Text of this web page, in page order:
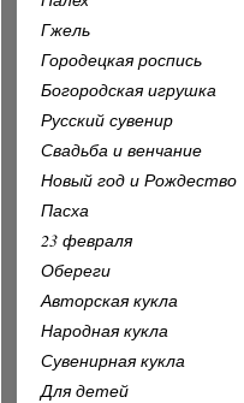
Гжель
Городецкая роспись
Богородская игрушка
Русский сувенир
Свадьба и венчание
Новый год и Рождество
Пасха
23 февраля
Обереги
Авторская кукла
Народная кукла
Сувенирная кукла
Для детей